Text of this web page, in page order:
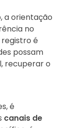
a orientação
no
é
possam
recuperar o
é
canais de